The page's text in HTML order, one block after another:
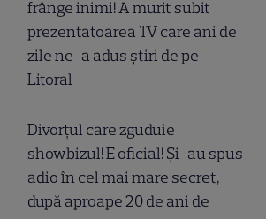
frânge inimi! A murit subit
prezentatoarea TV care ani de
zile ne-a adus știri de pe
Litoral
Divorțul care zguduie
showbizul! E oficial! Și-au spus
adio în cel mai mare secret,
după aproape 20 de ani de